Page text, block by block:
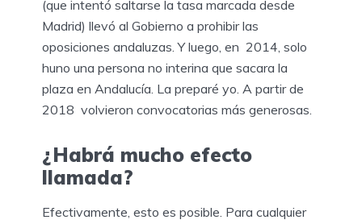
(que intentó saltarse la tasa marcada desde
Madrid) llevó al Gobierno a prohibir las
oposiciones andaluzas. Y luego, en 2014, solo
huno una persona no interina que sacara la
plaza en Andalucía. La preparé yo. A partir de
2018 volvieron convocatorias más generosas.
¿Habrá mucho efecto
llamada?
Efectivamente, esto es posible. Para cualquier